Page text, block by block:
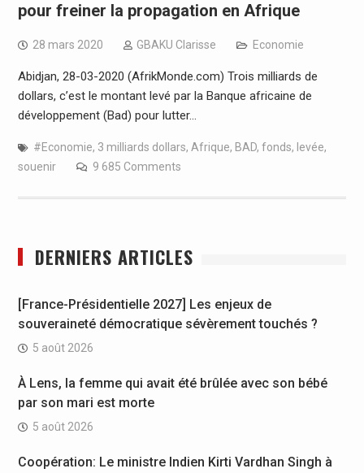
pour freiner la propagation en Afrique
28 mars 2020 GBAKU Clarisse Economie
Abidjan, 28-03-2020 (AfrikMonde.com) Trois milliards de
dollars, c’est le montant levé par la Banque africaine de
développement (Bad) pour lutter…
#Economie, 3 milliards dollars, Afrique, BAD, fonds, levée,
souenir
9 685 Comments
DERNIERS ARTICLES
[France-Présidentielle 2027] Les enjeux de
souveraineté démocratique sévèrement touchés ?
5 août 2026
À Lens, la femme qui avait été brûlée avec son bébé
par son mari est morte
5 août 2026
Coopération: Le ministre Indien Kirti Vardhan Singh à